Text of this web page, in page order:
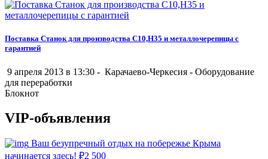
Поставка Станок для производства С10,Н35 и металлочерепицы с
гарантией
9 апреля 2013 в 13:30 - Карачаево-Черкесия - Оборудование
для переработки
Блокнот
VIP-объявления
Ваш безупречный отдых на побережье Крыма
начинается здесь! ₽2 500